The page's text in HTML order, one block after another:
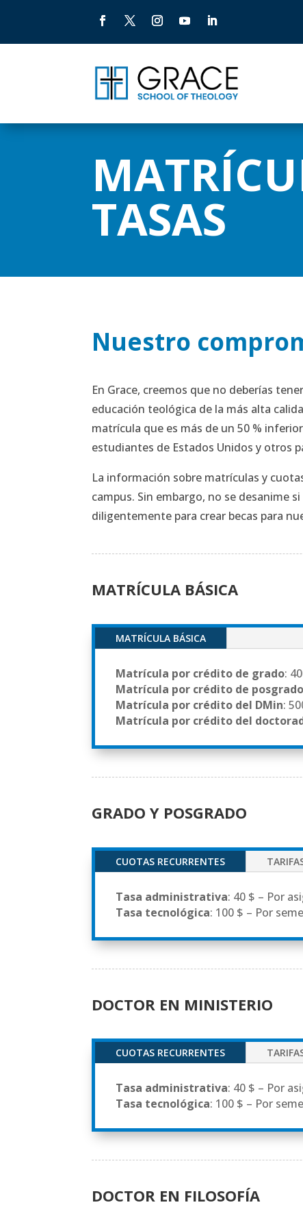
TASAS
Nuestro
En Grace, creemos que no deberías
educación teológica de la más alta
matrícula que es más de un 50 %
estudiantes de Estados Unidos y otros
La información sobre matrículas y
campus. Sin embargo, no se desanime
diligentemente para crear becas para
MATRÍCULA BÁSICA
MATRÍCULA BÁSICA
Matrícula por crédito de grado:
Matrícula por crédito de posgrado
Matrícula por crédito del DMin:
Matrícula por crédito del
GRADO Y POSGRADO
CUOTAS RECURRENTES
Tasa administrativa: 40 $ – Por
Tasa tecnológica: 100 $ – Por
DOCTOR EN MINISTERIO
CUOTAS RECURRENTES
Tasa administrativa: 40 $ – Por
Tasa tecnológica: 100 $ – Por
DOCTOR EN FILOSOFÍA